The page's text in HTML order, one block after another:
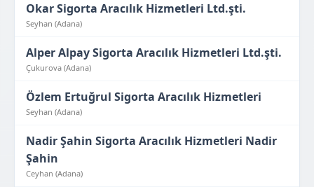
Okar Sigorta Aracılık Hizmetleri Ltd.şti.
Seyhan (Adana)
Alper Alpay Sigorta Aracılık Hizmetleri Ltd.şti.
Çukurova (Adana)
Özlem Ertuğrul Sigorta Aracılık Hizmetleri
Seyhan (Adana)
Nadir Şahin Sigorta Aracılık Hizmetleri Nadir
Şahin
Ceyhan (Adana)